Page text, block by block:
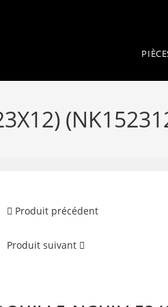
Produit précédent
Produit suivant